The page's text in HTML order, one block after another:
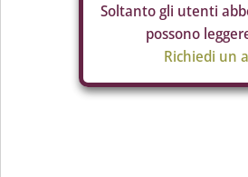
Soltanto gli utenti
possono
Richiedi un